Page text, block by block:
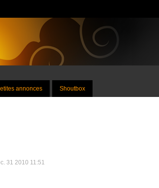
annonces Shoutbox
31 2010 11:51